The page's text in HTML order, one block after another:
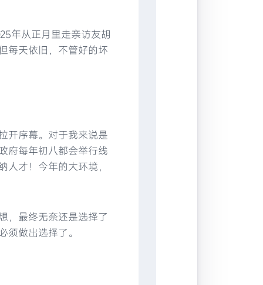
年从正月里走亲访友胡
每天依旧，不管好的坏
开序幕。对于我来说是
府每年初八都会举行线
才！今年的大环境，
，最终无奈还是选择了
做出选择了。